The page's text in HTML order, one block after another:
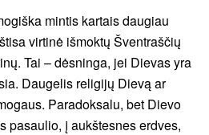
mintis kartais daugiau
virtinė išmoktų Šventraščių
Tai – dėsninga, jei Dievas yra
Daugelis religijų Dievą ar
Paradoksalu, bet Dievo
pasaulio, į aukštesnes erdves,